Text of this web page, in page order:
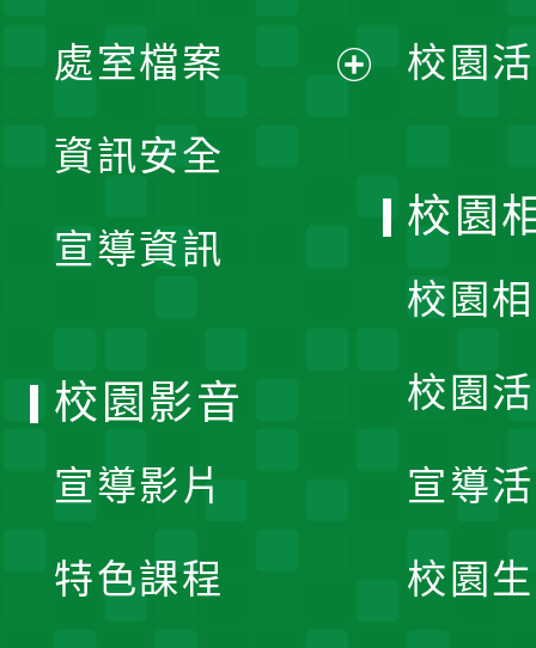
單
處室檔案
資訊安全
宣導資訊
校園
校園
校園
校園
宣導
校園
校園影音
宣導影片
特色課程